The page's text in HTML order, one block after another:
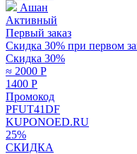
Ашан
Активный
Первый заказ
Скидка 30% при первом
Скидка 30%
≈ 2000 Р
1400 Р
Промокод
PFUT41DF
KUPONOED.RU
25%
СКИДКА